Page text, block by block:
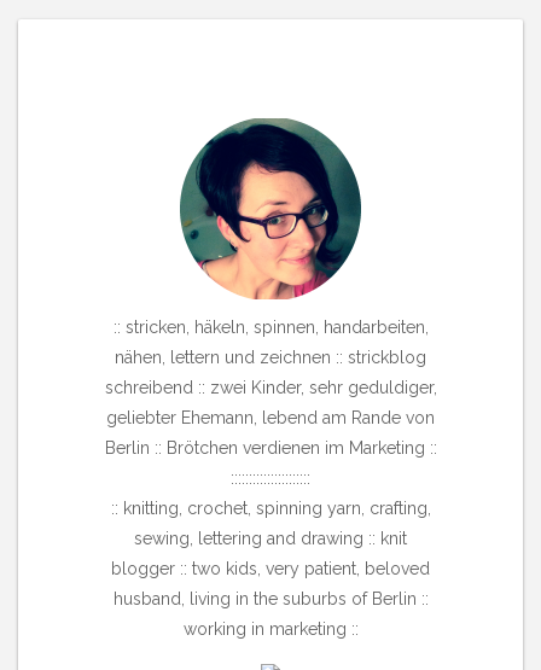
:: stricken, häkeln, spinnen, handarbeiten,
nähen, lettern und zeichnen :: strickblog
schreibend :: zwei Kinder, sehr geduldiger,
geliebter Ehemann, lebend am Rande von
Berlin :: Brötchen verdienen im Marketing ::
::::::::::::::::::::::
:: knitting, crochet, spinning yarn, crafting,
sewing, lettering and drawing :: knit
blogger :: two kids, very patient, beloved
husband, living in the suburbs of Berlin ::
working in marketing ::